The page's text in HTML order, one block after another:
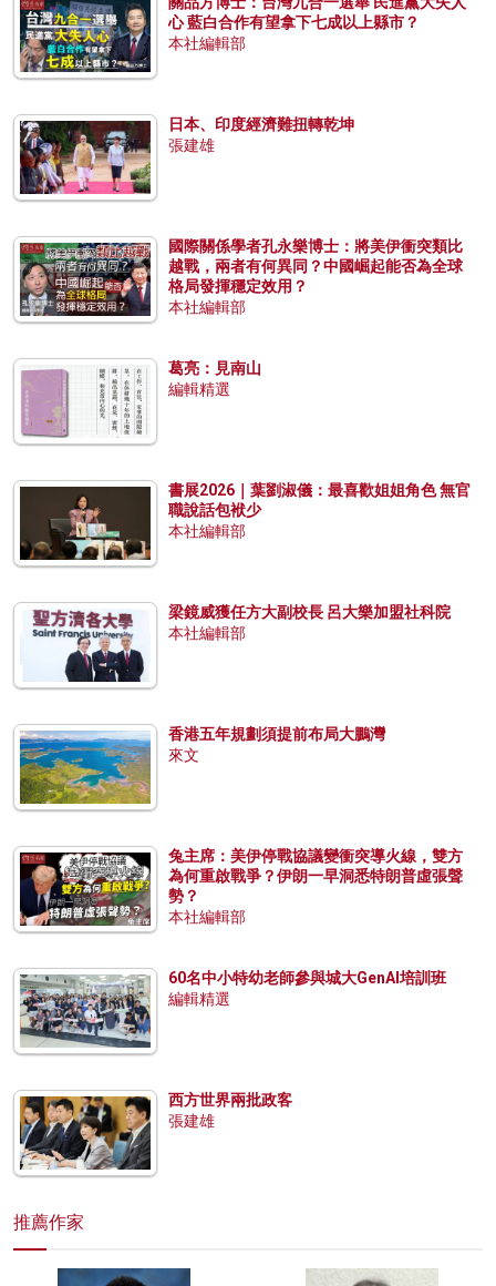
心 藍白合作有望拿下七成以上縣市？
本社編輯部
日本、印度經濟難扭轉乾坤
張建雄
國際關係學者孔永樂博士：將美伊衝突類比
越戰，兩者有何異同？中國崛起能否為全球
格局發揮穩定效用？
本社編輯部
葛亮：見南山
編輯精選
書展2026｜葉劉淑儀：最喜歡姐姐角色 無官
職說話包袱少
本社編輯部
梁鏡威獲任方大副校長 呂大樂加盟社科院
本社編輯部
香港五年規劃須提前布局大鵬灣
來文
兔主席：美伊停戰協議變衝突導火線，雙方
為何重啟戰爭？伊朗一早洞悉特朗普虛張聲
勢？
本社編輯部
60名中小特幼老師參與城大GenAI培訓班
編輯精選
西方世界兩批政客
張建雄
推薦作家